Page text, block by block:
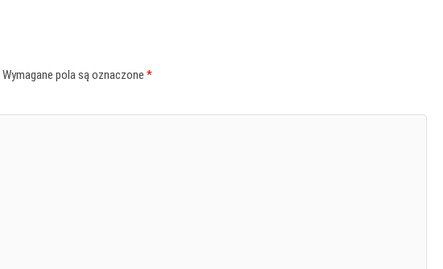
Wymagane pola są oznaczone *